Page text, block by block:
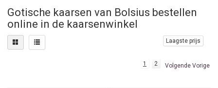
Gotische kaarsen van Bolsius bestellen
online in de kaarsenwinkel
Laagste prijs
1 2 Volgende Vorige